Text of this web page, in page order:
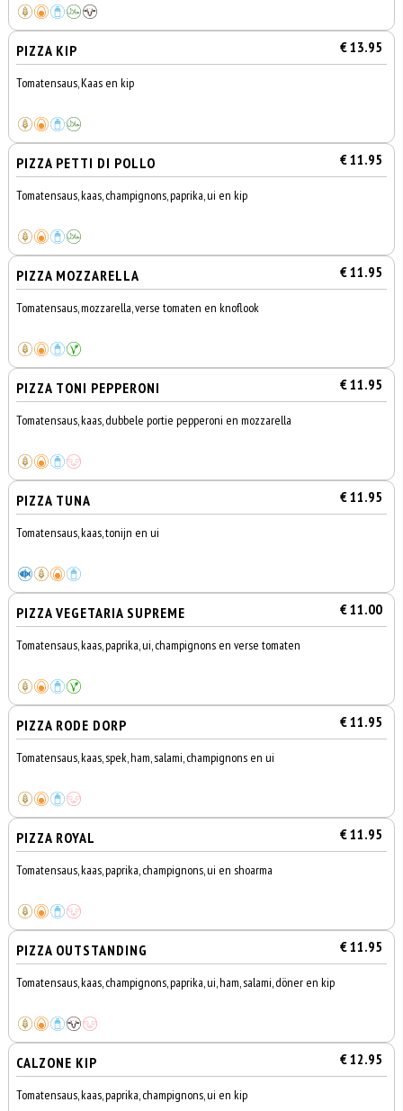
PIZZA KIP € 13.95
Tomatensaus, Kaas en kip
PIZZA PETTI DI POLLO € 11.95
Tomatensaus, kaas, champignons, paprika, ui en kip
PIZZA MOZZARELLA € 11.95
Tomatensaus, mozzarella, verse tomaten en knoflook
PIZZA TONI PEPPERONI € 11.95
Tomatensaus, kaas, dubbele portie pepperoni en mozzarella
PIZZA TUNA € 11.95
Tomatensaus, kaas, tonijn en ui
PIZZA VEGETARIA SUPREME € 11.00
Tomatensaus, kaas, paprika, ui, champignons en verse tomaten
PIZZA RODE DORP € 11.95
Tomatensaus, kaas, spek, ham, salami, champignons en ui
PIZZA ROYAL € 11.95
Tomatensaus, kaas, paprika, champignons, ui en shoarma
PIZZA OUTSTANDING € 11.95
Tomatensaus, kaas, champignons, paprika, ui, ham, salami, döner en kip
CALZONE KIP € 12.95
Tomatensaus, kaas, paprika, champignons, ui en kip